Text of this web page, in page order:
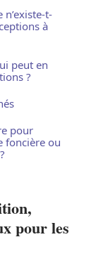
t-
à
peut en
?
pour
foncière ou
pour les